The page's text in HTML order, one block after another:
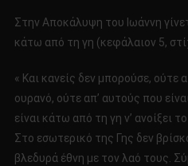
Στην Αποκάλυψη του Ιωάννη
κάτω από τη γη (κεφάλαιον 5,
« Και κανείς δεν μπορούσε, ούτε
ουρανό, ούτε απ’ αυτούς που
είναι κάτω από τη γη ν’ ανοίξει
Στο εσωτερικό της Γης δεν
βλεδυρά έθνη με τον λαό τους.